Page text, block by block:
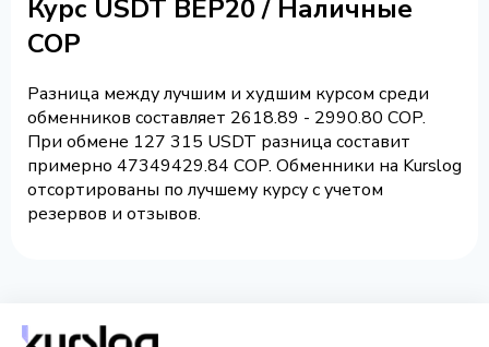
Курс USDT BEP20 / Наличные
COP
Разница между лучшим и худшим курсом среди
обменников составляет 2618.89 - 2990.80 COP.
При обмене 127 315 USDT разница составит
примерно 47349429.84 COP. Обменники на Kurslog
отсортированы по лучшему курсу с учетом
резервов и отзывов.